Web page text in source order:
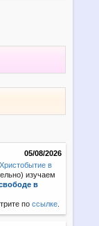
05/08/2026
Христобытие в
изучаем
в
поссылке